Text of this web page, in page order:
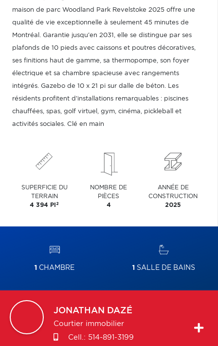
maison de parc Woodland Park Revelstoke 2025 offre une
qualité de vie exceptionnelle à seulement 45 minutes de
Montréal. Garantie jusqu'en 2031, elle se distingue par ses
plafonds de 10 pieds avec caissons et poutres décoratives,
ses finitions haut de gamme, sa thermopompe, son foyer
électrique et sa chambre spacieuse avec rangements
intégrés. Gazebo de 10 x 21 pi sur dalle de béton. Les
résidents profitent d'installations remarquables : piscines
chauffées, spas, golf virtuel, gym, cinéma, pickleball et
activités sociales. Clé en main
SUPERFICIE DU
TERRAIN
4 394 PI 2
NOMBRE DE
PIÈCES
4
ANNÉE DE
CONSTRUCTION
2025
1 CHAMBRE 1 SALLE DE BAINS
JONATHAN DAZÉ
Courtier immobilier
Cell.: 514-891-3199